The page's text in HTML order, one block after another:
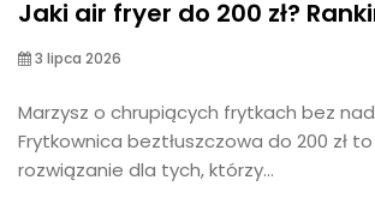
Jaki air fryer do 200 zł?
3 lipca 2026
Marzysz o chrupiących frytkach bez
Frytkownica beztłuszczowa do 200 zł
rozwiązanie dla tych, którzy...